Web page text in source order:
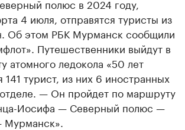
полюс в 2024 году,
4 июля, отправятся туристы из
Об этом РБК Мурманск сообщили
Путешественники выйдут в
атомного ледокола «50 лет
турист, из них 6 иностранных
— Он пройдет по маршруту
Иосифа — Северный полюс —